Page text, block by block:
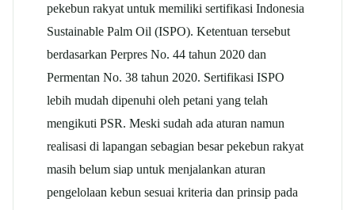
pekebun rakyat untuk memiliki sertifikasi Indonesia
Sustainable Palm Oil (ISPO). Ketentuan tersebut
berdasarkan Perpres No. 44 tahun 2020 dan
Permentan No. 38 tahun 2020. Sertifikasi ISPO
lebih mudah dipenuhi oleh petani yang telah
mengikuti PSR. Meski sudah ada aturan namun
realisasi di lapangan sebagian besar pekebun rakyat
masih belum siap untuk menjalankan aturan
pengelolaan kebun sesuai kriteria dan prinsip pada